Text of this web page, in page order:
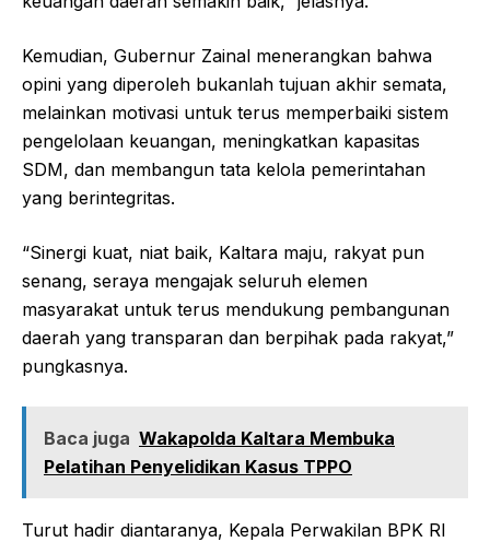
Kemudian, Gubernur Zainal menerangkan bahwa
opini yang diperoleh bukanlah tujuan akhir semata,
melainkan motivasi untuk terus memperbaiki sistem
pengelolaan keuangan, meningkatkan kapasitas
SDM, dan membangun tata kelola pemerintahan
yang berintegritas.
“Sinergi kuat, niat baik, Kaltara maju, rakyat pun
senang, seraya mengajak seluruh elemen
masyarakat untuk terus mendukung pembangunan
daerah yang transparan dan berpihak pada rakyat,”
pungkasnya.
Baca juga Wakapolda Kaltara Membuka
Pelatihan Penyelidikan Kasus TPPO
Turut hadir diantaranya, Kepala Perwakilan BPK RI